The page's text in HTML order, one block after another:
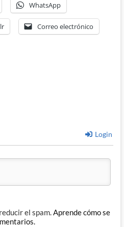
WhatsApp
Correo electrónico
Login
el spam.Aprende cómo se